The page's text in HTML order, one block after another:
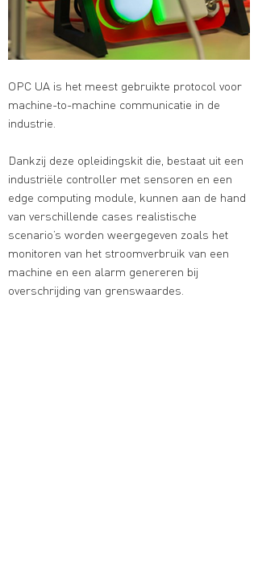
OPC UA is het meest gebruikte protocol voor
machine-to-machine communicatie in de
industrie.
Dankzij deze opleidingskit die, bestaat uit een
industriële controller met sensoren en een
edge computing module, kunnen aan de hand
van verschillende cases realistische
scenario’s worden weergegeven zoals het
monitoren van het stroomverbruik van een
machine en een alarm genereren bij
overschrijding van grenswaardes.